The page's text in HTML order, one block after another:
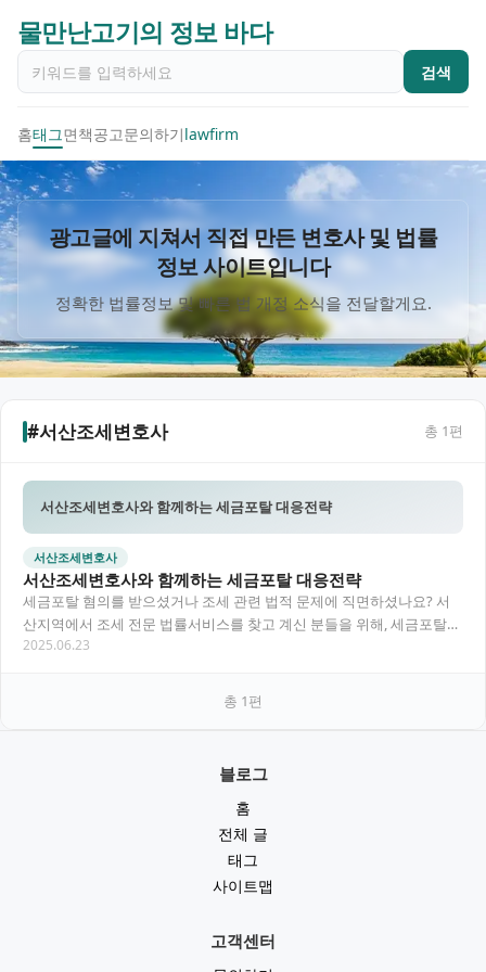
물만난고기의 정보 바다
검색
홈태그면책공고문의하기lawfirm
광고글에 지쳐서 직접 만든 변호사 및 법률
정보 사이트입니다
정확한 법률정보 및 빠른 법 개정 소식을 전달할게요.
#서산조세변호사 총 1편
서산조세변호사와 함께하는 세금포탈 대응전략
서산조세변호사
서산조세변호사와 함께하는 세금포탈 대응전략
세금포탈 혐의를 받으셨거나 조세 관련 법적 문제에 직면하셨나요? 서
산지역에서 조세 전문 법률서비스를 찾고 계신 분들을 위해, 세금포탈
사건의 처리방법과 전문적인 대응방안에 대해 자…
2025.06.23
총 1편
블로그
홈
전체 글
태그
사이트맵
고객센터